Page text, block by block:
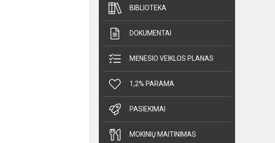
BIBLIOTEKA
DOKUMENTAI
MĖNESIO VEIKLOS PLANAS
1,2% PARAMA
PASIEKIMAI
MOKINIŲ MAITINIMAS